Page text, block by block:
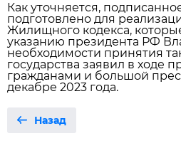
Как уточняется,
подготовлено для
Жилищного кодекса,
указанию президента РФ
необходимости принятия
государства заявил в ходе
гражданами и большой
декабре 2023 года.
Назад